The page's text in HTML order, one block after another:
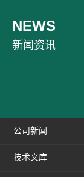
新闻资讯
NEWS
公司新闻
技术文库